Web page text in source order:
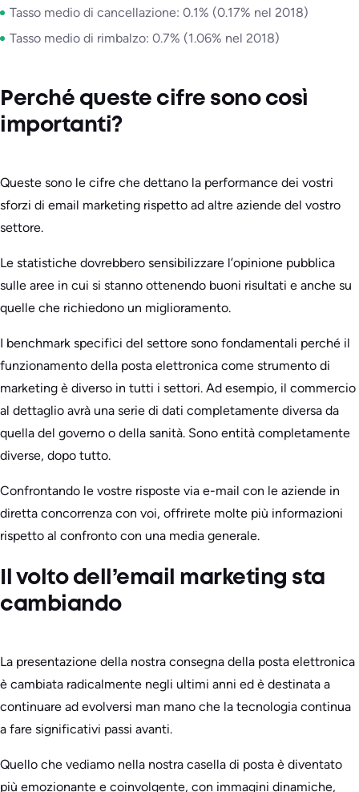
Tasso medio di cancellazione: 0.1% (0.17% nel 2018)
Tasso medio di rimbalzo: 0.7% (1.06% nel 2018)
Perché queste cifre sono così
importanti?
Queste sono le cifre che dettano la performance dei vostri
sforzi di email marketing rispetto ad altre aziende del vostro
settore.
Le statistiche dovrebbero sensibilizzare l’opinione pubblica
sulle aree in cui si stanno ottenendo buoni risultati e anche su
quelle che richiedono un miglioramento.
I benchmark specifici del settore sono fondamentali perché il
funzionamento della posta elettronica come strumento di
marketing è diverso in tutti i settori. Ad esempio, il commercio
al dettaglio avrà una serie di dati completamente diversa da
quella del governo o della sanità. Sono entità completamente
diverse, dopo tutto.
Confrontando le vostre risposte via e-mail con le aziende in
diretta concorrenza con voi, offrirete molte più informazioni
rispetto al confronto con una media generale.
Il volto dell’email marketing sta
cambiando
La presentazione della nostra consegna della posta elettronica
è cambiata radicalmente negli ultimi anni ed è destinata a
continuare ad evolversi man mano che la tecnologia continua
a fare significativi passi avanti.
Quello che vediamo nella nostra casella di posta è diventato
più emozionante e coinvolgente, con immagini dinamiche,